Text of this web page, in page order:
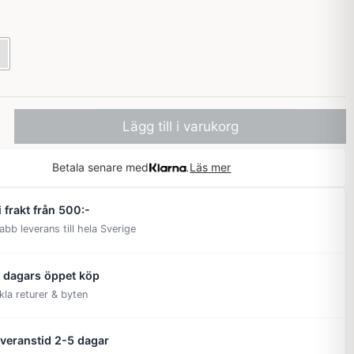
Lägg till i varukorg
Betala senare med Läs mer
frakt från 500:-
leverans till hela Sverige
dagars öppet köp
returer & byten
2-5 dagar